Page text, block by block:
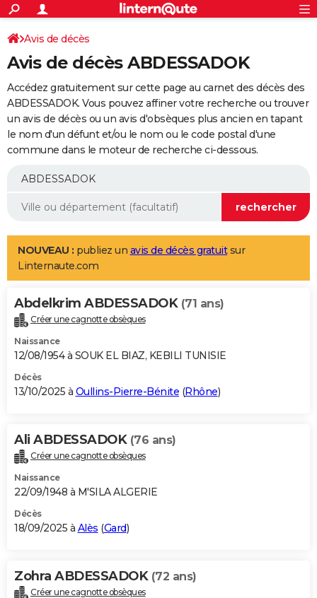
ACTUALITÉS
Politique
Société
Faits Divers
Education
Monde
Villes
+
SPORT
Coupe du monde 2026
Football
Tennis
Cyclisme
Rugby
Forum
Programme TV
TNT
Streaming
Cinéma
Sorties cinéma
Musique
+
FINANCE
Impôts
Immobilier
Risques naturels par ville
Banque
Assurance
Crédit
AUTO
Essais
Réserver un essai
Citadines
Berlines
SUV
Forum auto
+
Mobiles
Meilleur smartphone
Internet
Ordinateurs
Jeux vidéo
Guide high-tech
Aménagement intérieur
LIFESTYLE
Art de vivre
Bien-être
Loisirs
Mode
Modes de vie
Alimentation
Guide de la santé
Maladies
Médicaments
Sommeil
VOYAGE
Destinations
City break
Voyage nature
Voyage de noces
Forum
Climat
+PHOTO
GUIDES D'ACHAT
BONS PLANS
Carte de Noël
Carte Bonne année
Carte Saint-Valentin
Carte Pâques
Carte d'anniversaire
DICTIONNAIRE
Dictionnaire
Biographies
Citations
Expressions
Proverbes
PROGRAMME TV
S'inscrire
Se connecter
Lycées
Collèges
Primaires
Universités
Entreprises
Service militaire
Avis de recherche
AVIS DE DÉCÈS
Bricolage
Lifestyle
Culture
Sport
Auto
Television
Voyage
Cinema
Avis de décès
Avis de décès ABDESSADOK
Accédez gratuitement sur cette page au carnet des décès des
ABDESSADOK. Vous pouvez affiner votre recherche ou trouver
un avis de décès ou un avis d'obsèques plus ancien en tapant
le nom d'un défunt et/ou le nom ou le code postal d'une
commune dans le moteur de recherche ci-dessous.
NOUVEAU : publiez un avis de décès gratuitsur
Linternaute.com
Abdelkrim ABDESSADOK (71 ans)
Créer une cagnotte obsèques
Naissance
12/08/1954 à SOUK EL BIAZ, KEBILI TUNISIE
Décès
13/10/2025 à Oullins-Pierre-Bénite (Rhône)
Ali ABDESSADOK (76 ans)
Créer une cagnotte obsèques
Naissance
22/09/1948 à M'SILA ALGERIE
Décès
18/09/2025 à Alès (Gard)
Zohra ABDESSADOK (72 ans)
Créer une cagnotte obsèques